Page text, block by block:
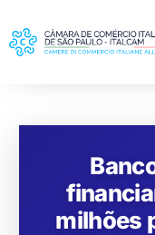
milhões